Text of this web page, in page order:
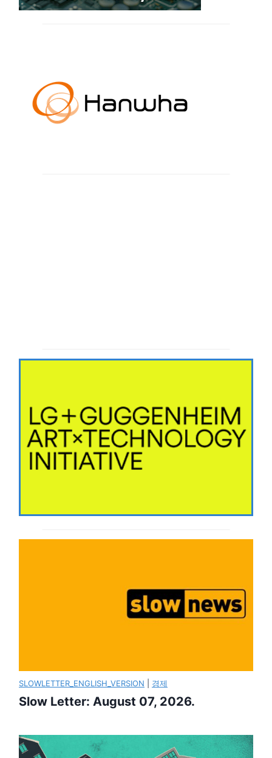
SLOWLETTER_ENGLISH_VERSION 경제
Slow Letter: August 07, 2026.